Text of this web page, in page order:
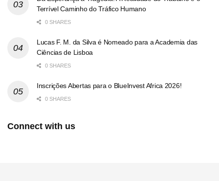
Terrível Caminho do Tráfico Humano
0 SHARES
Lucas F. M. da Silva é Nomeado para a Academia das
Ciências de Lisboa
0 SHARES
Inscrições Abertas para o BlueInvest Africa 2026!
0 SHARES
Connect with us